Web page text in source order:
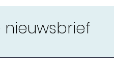
nieuwsbrief